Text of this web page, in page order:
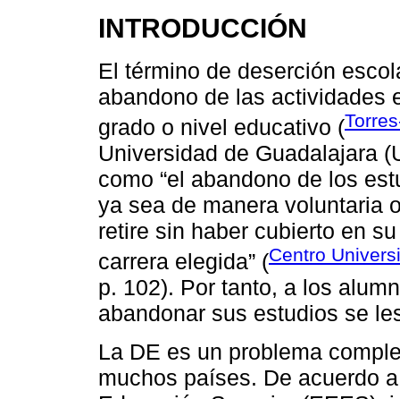
INTRODUCCIÓN
El término de deserción
abandono de las actividades
grado o nivel educativo (
Universidad de Guadalajara
como “el abandono de los
ya sea de manera voluntaria
retire sin haber cubierto en
carrera elegida” (Centro
p. 102). Por tanto, a los
abandonar sus estudios se
La DE es un problema
muchos países. De acuerdo